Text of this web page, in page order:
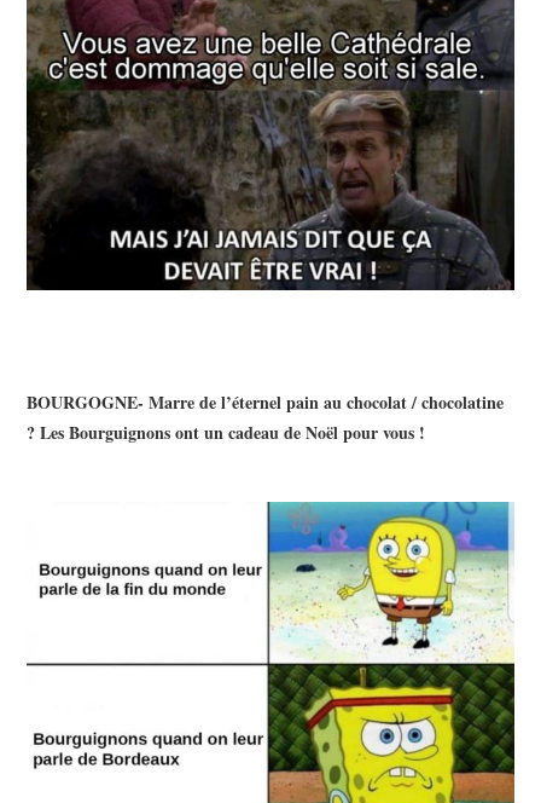
BOURGOGNE- Marre de l’éternel pain au chocolat / chocolatine
? Les Bourguignons ont un cadeau de Noël pour vous !